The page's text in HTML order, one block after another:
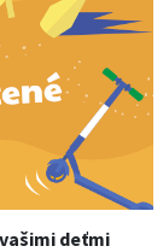
deťmi